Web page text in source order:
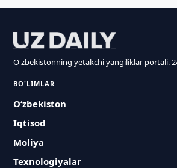
O'zbekistonning yetakchi yangiliklar portali.
BO'LIMLAR
O‘zbekiston
Iqtisod
Moliya
Texnologiyalar